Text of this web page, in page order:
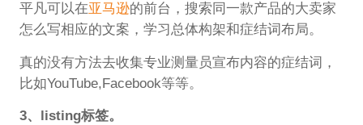
平凡可以在亚马逊的前台，搜索同一款产品的大卖家
怎么写相应的文案，学习总体构架和症结词布局。
真的没有方法去收集专业测量员宣布内容的症结词，
比如YouTube,Facebook等等。
3、listing标签。